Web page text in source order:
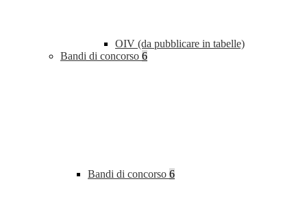
OIV (da pubblicare in tabelle)
Bandi di concorso 6
Bandi di concorso 6